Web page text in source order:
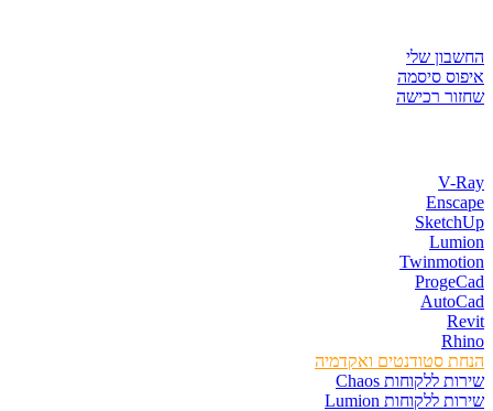
החשבון שלי
איפוס סיסמה
שחזור רכישה
V-Ray
Enscape
SketchUp
Lumion
Twinmotion
ProgeCad
AutoCad
Revit
Rhino
הנחת סטודנטים ואקדמיה
שירות ללקוחות Chaos
שירות ללקוחות Lumion